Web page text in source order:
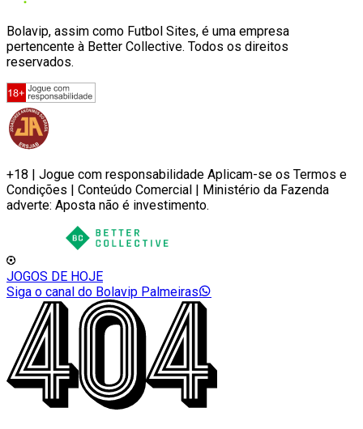
Bolavip, assim como Futbol Sites, é uma empresa
pertencente à Better Collective. Todos os direitos
reservados.
+18 | Jogue com responsabilidade Aplicam-se os Termos e
Condições | Conteúdo Comercial | Ministério da Fazenda
adverte: Aposta não é investimento.
JOGOS DE HOJE
Siga o canal do Bolavip Palmeiras